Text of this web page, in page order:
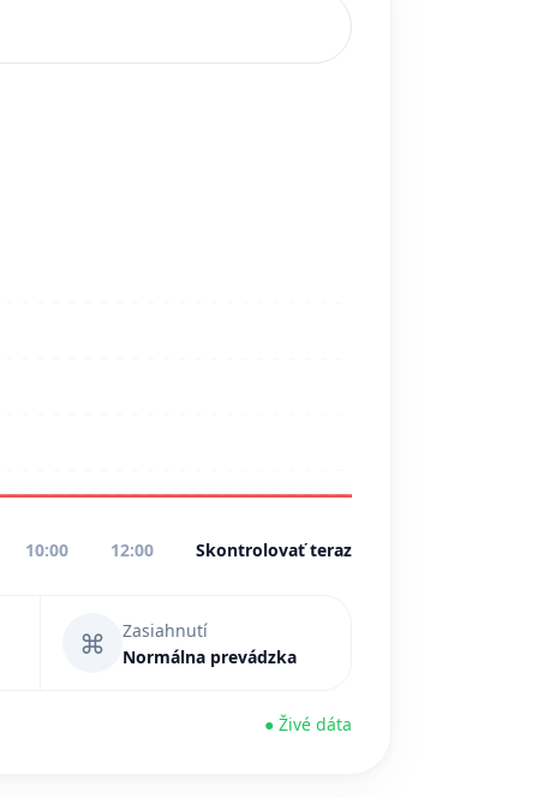
10:00 12:00 Skontrolovať teraz
⌘
Zasiahnutí
Normálna prevádzka
● Živé dáta